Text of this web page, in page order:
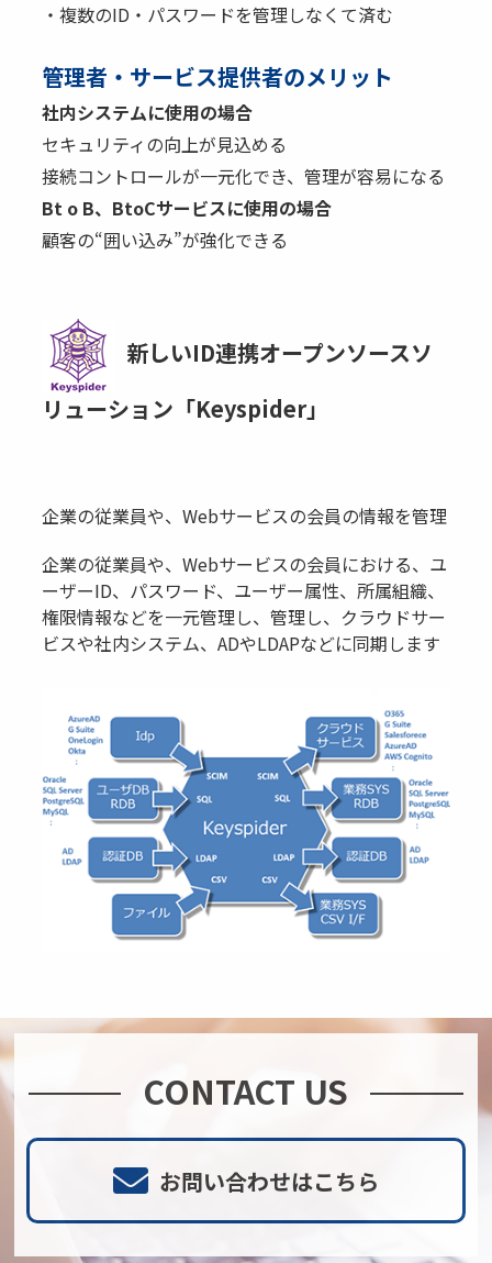
・複数のID・パスワードを管理しなくて済む
管理者・サービス提供者のメリット
社内システムに使用の場合
セキュリティの向上が見込める
接続コントロールが一元化でき、管理が容易になる
Bt o B、BtoCサービスに使用の場合
顧客の“囲い込み”が強化できる
新しいID連携オープンソースソ
リューション「Keyspider」
企業の従業員や、Webサービスの会員の情報を管理
企業の従業員や、Webサービスの会員における、ユ
ーザーID、パスワード、ユーザー属性、所属組織、
権限情報などを一元管理し、管理し、クラウドサー
ビスや社内システム、ADやLDAPなどに同期します
CONTACT US
お問い合わせはこちら